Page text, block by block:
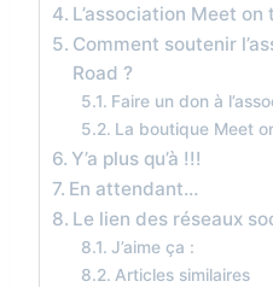
L’association Meet on
Comment soutenir
Road ?
Faire un don à
La boutique Meet
Y’a plus qu’à !!!
En attendant…
Le lien des réseaux
J’aime ça :
Articles similaires